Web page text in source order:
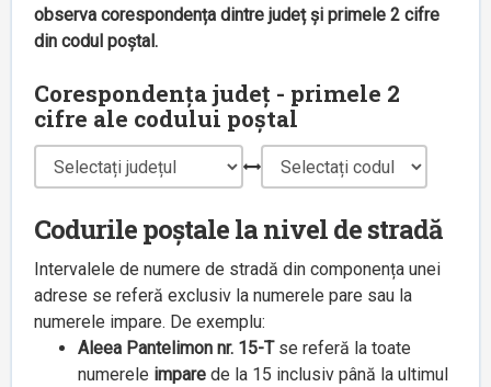
observa corespondența dintre județ și primele 2 cifre
din codul poștal.
Corespondența județ - primele 2
cifre ale codului poștal
Codurile poștale la nivel de stradă
Intervalele de numere de stradă din componența unei
adrese se referă exclusiv la numerele pare sau la
numerele impare. De exemplu:
Aleea Pantelimon nr. 15-Tse referă la toate
numerele impare de la 15 inclusiv până la ultimul